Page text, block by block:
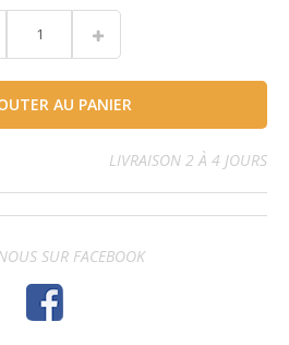
AU PANIER
LIVRAISON 2 À 4 JOURS
SUR FACEBOOK